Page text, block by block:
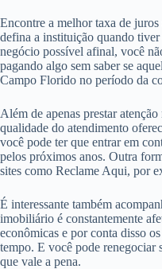
Encontre a melhor taxa de
defina a instituição quando
negócio possível afinal, você
pagando algo sem saber se
Campo Florido no período da
Além de apenas prestar
qualidade do atendimento
você pode ter que entrar em
pelos próximos anos. Outra
sites como Reclame Aqui, por
É interessante também
imobiliário é constantemente
econômicas e por conta disso
tempo. E você pode renegociar
que vale a pena.